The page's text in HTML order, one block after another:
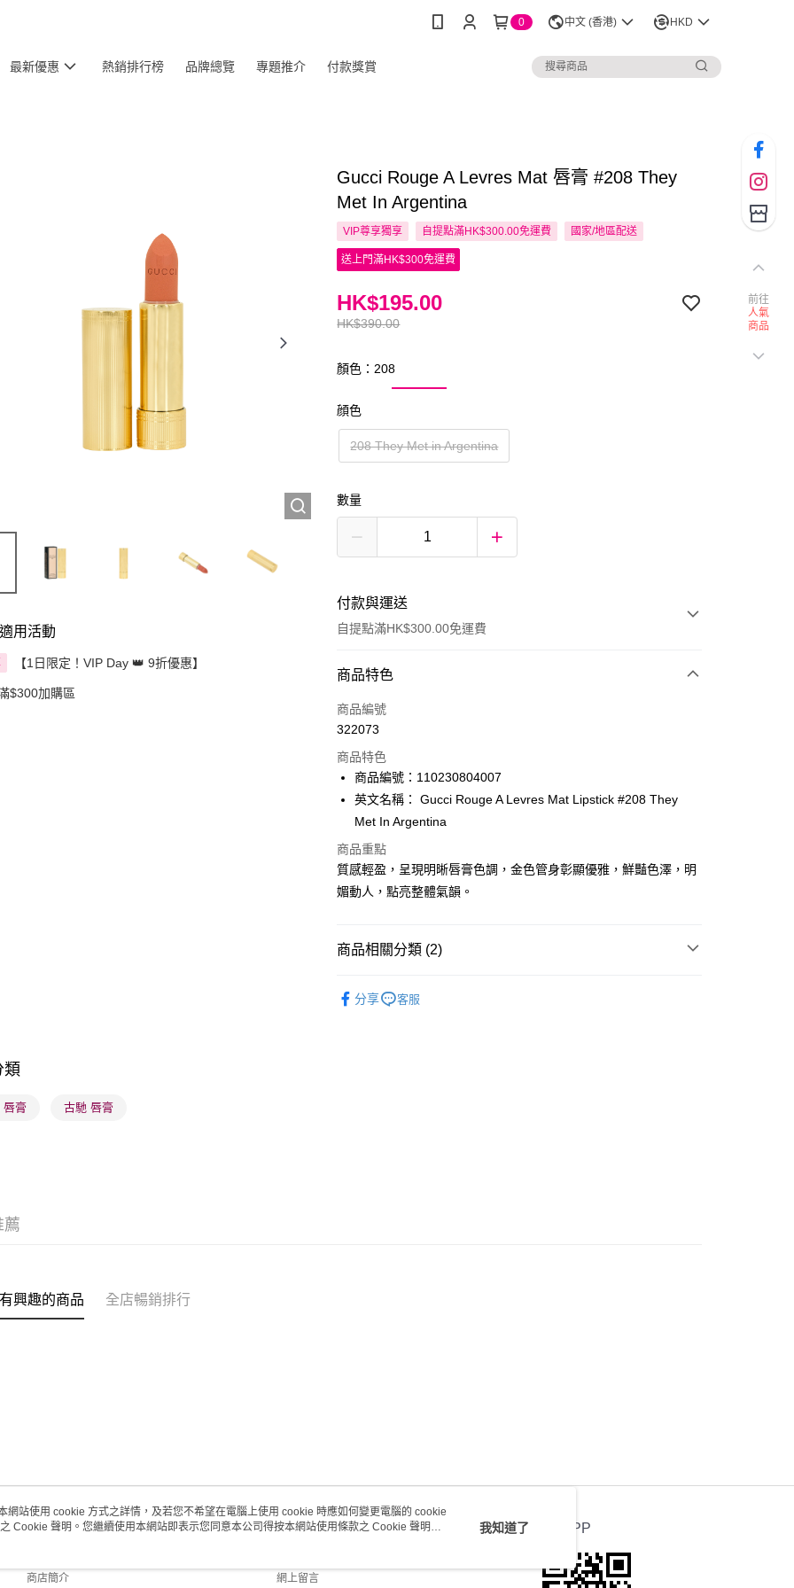
0 中文 (香港) HKD
最新優惠 熱銷排行榜 品牌總覽 專題推介 付款獎賞
用活動
【1日限定！VIP Day 👑 9折優惠】
$300加購區
Gucci Rouge A Levres Mat 唇膏 #208 They
Met In Argentina
VIP尊享獨享 自提點滿HK$300.00免運費 國家/地區配送
送上門滿HK$300免運費
HK$390.00
HK$195.00
顏色：208
顔色
208 They Met in Argentina
數量
付款與運送
自提點滿HK$300.00免運費
付款方式
信用卡
AlipayHK
PayMe
BoC Pay
順豐自助櫃 - 確認發貨後1-3個工作天送達
商品特色
商品編號
322073
商品特色
商品編號：110230804007
英文名稱： Gucci Rouge A Levres Mat Lipstick #208 They
Met In Argentina
商品重點
質感輕盈，呈現明晰唇膏色調，金色管身彰顯優雅，鮮豔色澤，明
媚動人，點亮整體氣韻。
商品相關分類 (2)
分享 客服
類
唇膏 古馳 唇膏
薦
興趣的商品 全店暢銷排行
關於我們
商店簡介
客戶服務
網上留言
官方APP
前往
人氣
商品
網站使用 cookie 方式之詳情，及若您不希望在電腦上使用 cookie 時應如何變更電腦的 cookie
之 Cookie 聲明。您繼續使用本網站即表示您同意本公司得按本網站使用條款之 Cookie 聲明使
我知道了